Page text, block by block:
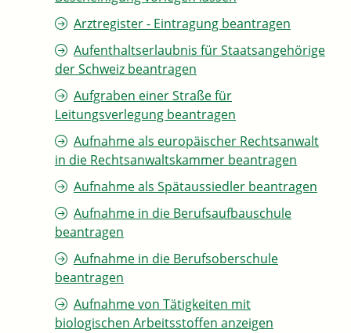
Arztregister - Eintragung beantragen
Aufenthaltserlaubnis für Staatsangehörige
der Schweiz beantragen
Aufgraben einer Straße für
Leitungsverlegung beantragen
Aufnahme als europäischer Rechtsanwalt
in die Rechtsanwaltskammer beantragen
Aufnahme als Spätaussiedler beantragen
Aufnahme in die Berufsaufbauschule
beantragen
Aufnahme in die Berufsoberschule
beantragen
Aufnahme von Tätigkeiten mit
biologischen Arbeitsstoffen anzeigen